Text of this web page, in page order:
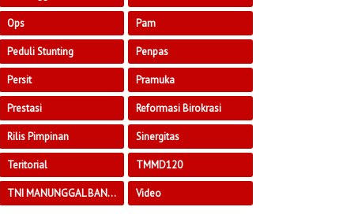
Ops Pam
Peduli Stunting Penpas
Persit Pramuka
Prestasi Reformasi Birokrasi
Rilis Pimpinan Sinergitas
Teritorial TMMD120
TNI MANUNGGAL BANGUN DESA Video